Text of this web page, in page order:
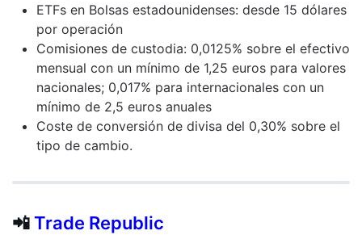
ETFs en Bolsas estadounidenses: desde 15 dólares
por operación
Comisiones de custodia: 0,0125% sobre el efectivo
mensual con un mínimo de 1,25 euros para valores
nacionales; 0,017% para internacionales con un
mínimo de 2,5 euros anuales
Coste de conversión de divisa del 0,30% sobre el
tipo de cambio.
📲Trade Republic